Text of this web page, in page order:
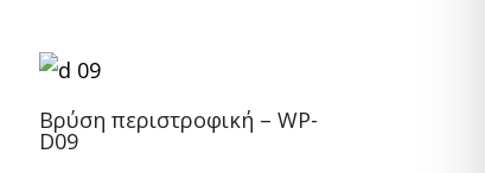
Βρύση περιστροφική – WP-
D09